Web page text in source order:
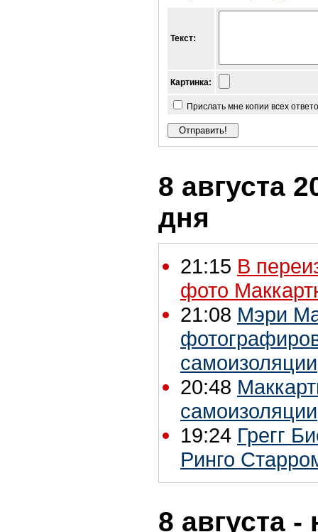
Текст:
Картинка:
Прислать мне копии всех
8 августа
дня
21:15 В
фото
21:08 Мэри
самоизоляции
20:48
19:24 Грегг
Ринго
8 августа -